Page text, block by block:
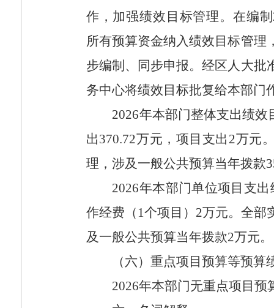
作，加强绩效目标管理。在编制
所有预算资金纳入绩效目标管理
步编制、同步申报。经区人大批
务中心将绩效目标批复给本部门
2026年本部门整体支出绩效
出370.72万元，项目支出 2万元
理，涉及一般公共预算当年拨款
2026年本部门单位项目支出
作经费（ 1个项目） 2万元。全部
及一般公共预算当年拨款2万元。
（六）重点项目预算等预算
2026年本部门无重点项目预